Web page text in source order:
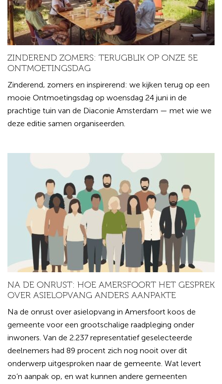
ZINDEREND ZOMERS: TERUGBLIK OP ONZE 5E
ONTMOETINGSDAG
Zinderend, zomers en inspirerend: we kijken terug op een
mooie Ontmoetingsdag op woensdag 24 juni in de
prachtige tuin van de Diaconie Amsterdam — met wie we
deze editie samen organiseerden.
NA DE ONRUST: HOE AMERSFOORT HET GESPREK
OVER ASIELOPVANG ANDERS AANPAKTE
Na de onrust over asielopvang in Amersfoort koos de
gemeente voor een grootschalige raadpleging onder
inwoners. Van de 2.237 representatief geselecteerde
deelnemers had 89 procent zich nog nooit over dit
onderwerp uitgesproken naar de gemeente. Wat levert
zo’n aanpak op, en wat kunnen andere gemeenten